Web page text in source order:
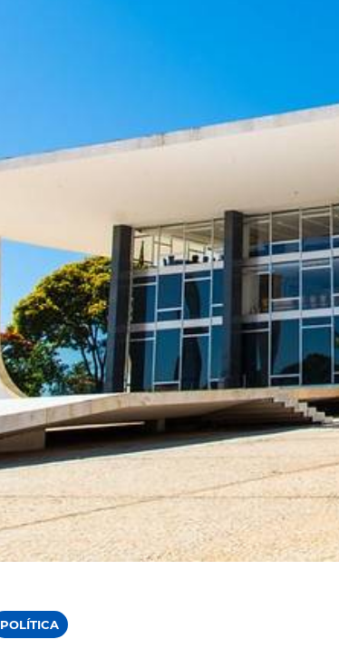
POLÍTICA